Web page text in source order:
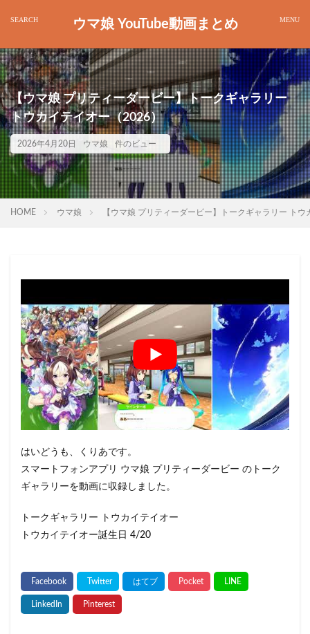
ウマ娘 YouTube動画まとめ
【ウマ娘 プリティーダービー】トークギャラリー
トウカイテイオー（2026）
2026年4月20日 ウマ娘 件のビュー
HOME ウマ娘 【ウマ娘 プリティーダービー】トークギャラリー ト
はいどうも、くりあです。
スマートフォンアプリ ウマ娘 プリティーダービー のトーク
ギャラリーを動画に収録しました。
トークギャラリー トウカイテイオー
トウカイテイオー誕生日 4/20